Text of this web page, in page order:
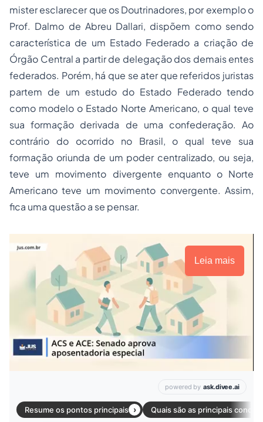
mister esclarecer que os Doutrinadores, por exemplo o
Prof. Dalmo de Abreu Dallari, dispõem como sendo
característica de um Estado Federado a criação de
Órgão Central a partir de delegação dos demais entes
federados. Porém, há que se ater que referidos juristas
partem de um estudo do Estado Federado tendo
como modelo o Estado Norte Americano, o qual teve
sua formação derivada de uma confederação. Ao
contrário do ocorrido no Brasil, o qual teve sua
formação oriunda de um poder centralizado, ou seja,
teve um movimento divergente enquanto o Norte
Americano teve um movimento convergente. Assim,
fica uma questão a se pensar.
Leia mais